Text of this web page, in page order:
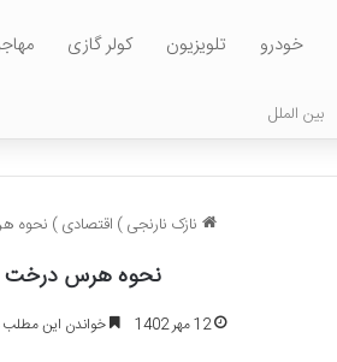
خودرو تلویزیون کولر گازی
بین الملل
نازک نارنجی ) اقتصادی ) نحوه
نحوه هرس درخت
12 مهر 1402 خواندن این مطلب 4 دقیقه زمان میبرد